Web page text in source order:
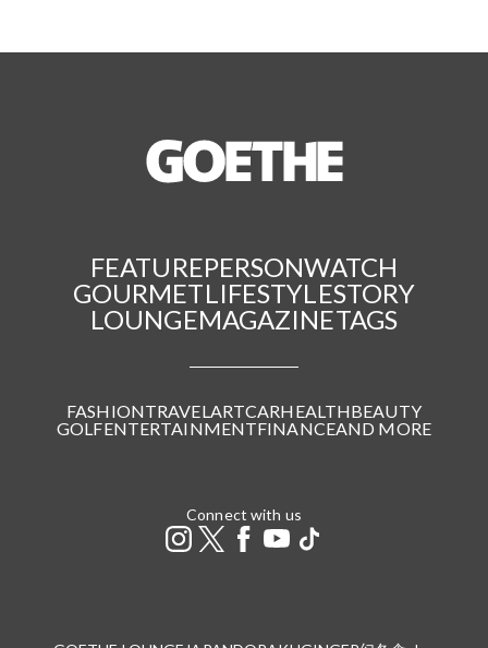
FEATUREPERSONWATCH
GOURMETLIFESTYLESTORY
LOUNGEMAGAZINETAGS
FASHIONTRAVEL ARTCARHEALTHBEAUTY
GOLFENTERTAINMENTFINANCEAND MORE
Connect with us